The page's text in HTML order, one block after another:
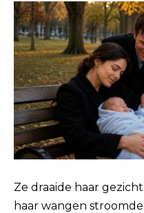
Ze draaide haar
haar wangen